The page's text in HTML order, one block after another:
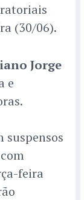
(30/06).
Jorge
e
feira